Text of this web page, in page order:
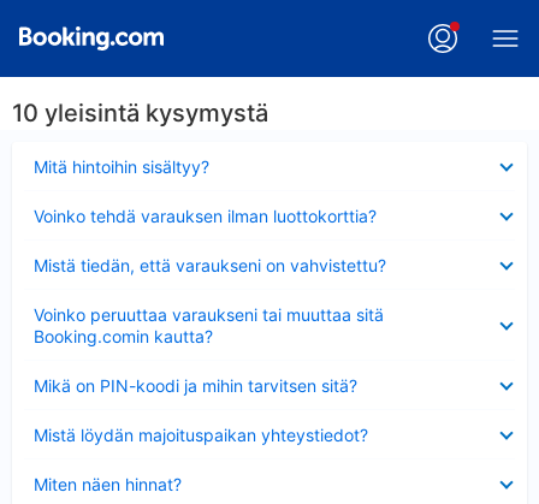
10 yleisintä kysymystä
Mitä hintoihin sisältyy?
Voinko tehdä varauksen ilman luottokorttia?
Mistä tiedän, että varaukseni on vahvistettu?
Voinko peruuttaa varaukseni tai muuttaa sitä
Booking.comin kautta?
Mikä on PIN-koodi ja mihin tarvitsen sitä?
Mistä löydän majoituspaikan yhteystiedot?
Miten näen hinnat?